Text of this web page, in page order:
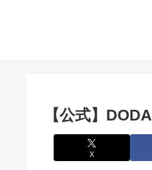
【公式】DODA
X